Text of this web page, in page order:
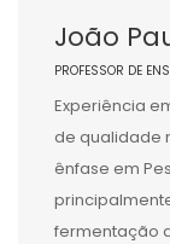
João
PROFESSOR DE
Experiência
de qualidade
ênfase em
fermentação